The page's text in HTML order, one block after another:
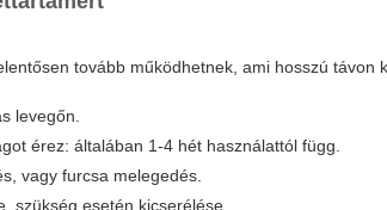
tovább működhetnek, ami hosszú távon
levegőn.
érez: általában 1-4 hét használattól függ.
vagy furcsa melegedés.
szükség esetén kicserélése.